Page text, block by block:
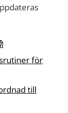
för
till